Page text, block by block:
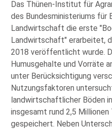
Das Thünen-Institut für
des Bundesministeriums für
Landwirtschaft die erste
Landwirtschaft erarbeitet,
2018 veröffentlicht wurde.
Humusgehalte und Vorräte
unter Berücksichtigung
Nutzungsfaktoren
landwirtschaftlicher Böden
insgesamt rund 2,5
gespeichert. Neben